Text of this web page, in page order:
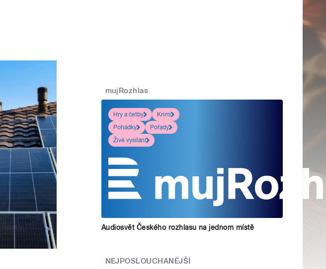
mujRozhlas
Hry a četby
Krimi
Pohádky
Pořady
Živé vysílání
Audiosvět Českého rozhlasu na jednom místě
NEJPOSLOUCHANĚJŠÍ